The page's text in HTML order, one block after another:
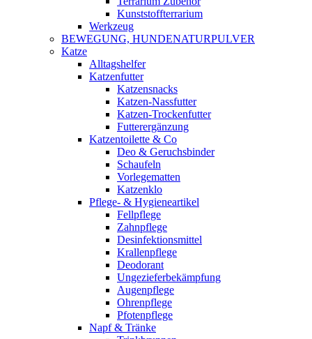
Kunststoffterrarium
Werkzeug
BEWEGUNG, HUNDENATURPULVER
Katze
Alltagshelfer
Katzenfutter
Katzensnacks
Katzen-Nassfutter
Katzen-Trockenfutter
Futterergänzung
Katzentoilette & Co
Deo & Geruchsbinder
Schaufeln
Vorlegematten
Katzenklo
Pflege- & Hygieneartikel
Fellpflege
Zahnpflege
Desinfektionsmittel
Krallenpflege
Deodorant
Ungezieferbekämpfung
Augenpflege
Ohrenpflege
Pfotenpflege
Napf & Tränke